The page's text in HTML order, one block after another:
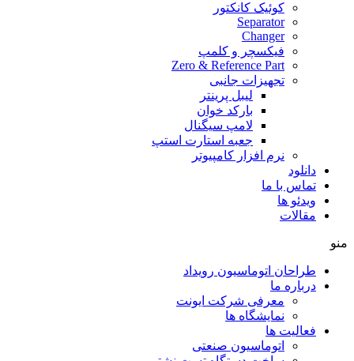
کوئیک کانکتور
Separator
Changer
فیکسچر و کلمپ
Zero & Reference Part
تجهیزات جانبی
لیبل پرینتر
بارکد خوان
لامپ سیگنال
جعبه استارت استپ
نرم افزار کامپیوتر
دانلود
تماس با ما
ویدئو ها
مقالات
منو
طراحان اتوماسیون رویداد
درباره ما
معرفی شرکت ایونت
نمایشگاه ها
فعالیت ها
اتوماسیون صنعتی